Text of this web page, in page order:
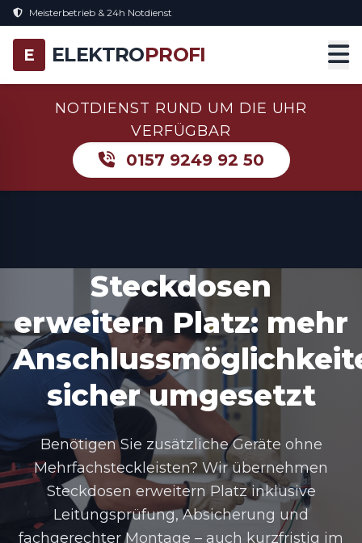
Meisterbetrieb & 24h Notdienst
E ELEKTROPROFI
NOTDIENST RUND UM DIE UHR
VERFÜGBAR
0157 9249 92 50
Steckdosen
erweitern Platz: mehr
sicher umgesetzt
Benötigen Sie zusätzliche Geräte ohne
Mehrfachsteckleisten? Wir übernehmen
Steckdosen erweitern Platzinklusive
Leitungsprüfung, Absicherung und
fachgerechter Montage – auch kurzfristig im